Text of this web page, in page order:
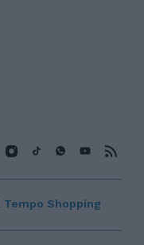
Tempo Shopping